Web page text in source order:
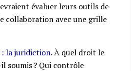
évaluer leurs outils de
collaboration avec une grille
la juridiction. À quel droit le
soumis ? Qui contrôle